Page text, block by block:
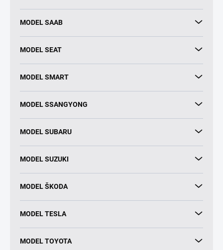
MODEL SAAB
MODEL SEAT
MODEL SMART
MODEL SSANGYONG
MODEL SUBARU
MODEL SUZUKI
MODEL ŠKODA
MODEL TESLA
MODEL TOYOTA